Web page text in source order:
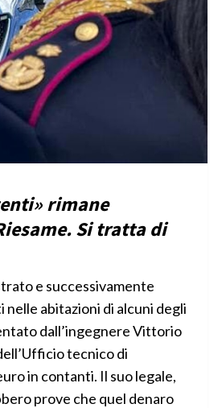
rimane
Si tratta di
e successivamente
abitazioni di alcuni degli
dall’ingegnere Vittorio
tecnico di
in contanti. Il suo legale,
prove che quel denaro